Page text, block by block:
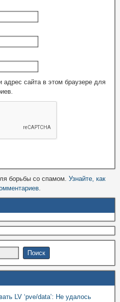
сайта в этом браузере для
борьбы со спамом. Узнайте, как
.
LV ‘pve/data’: Не удалось